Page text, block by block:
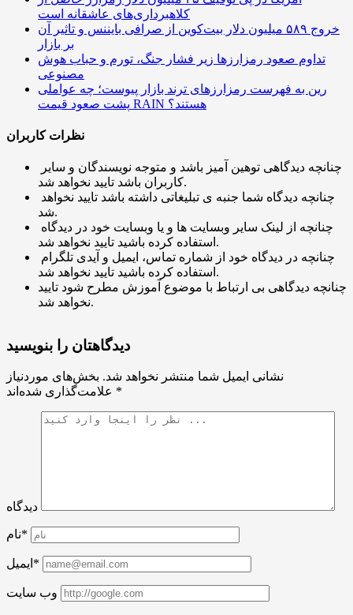
کلاهبرداری‌های عاشقانه است
خروج ۵۸۹ میلیون دلار بیت‌کوین از صرافی بایننس و تاثیر آن
بر بازار
تداوم صعود رمزارزها زیر فشار جنگ، تورم و حباب هوش
مصنوعی
رین به فهرست رمزارزهای ترند بازار پیوست؛ چه عواملی
پشت صعود قیمت RAIN هستند؟
نظرات کاربران
کاربران باشد تایید نخواهد شد.
شد.
استفاده کرده باشید تایید نخواهد شد.
استفاده کرده باشید تایید نخواهد شد.
چنانچه دیدگاهی بی ارتباط با موضوع آموزش مطرح شود تایید
نخواهد شد.
دیدگاهتان را بنویسید
نشانی ایمیل شما منتشر نخواهد شد. بخش‌های موردنیاز
*
دیدگاه
نام*
ایمیل*
وب سایت